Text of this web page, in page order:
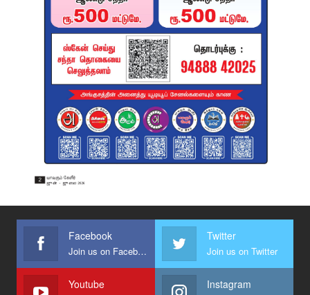
Facebook
Join us on Facebook
Twitter
Join us on Twitter
Youtube Instagram